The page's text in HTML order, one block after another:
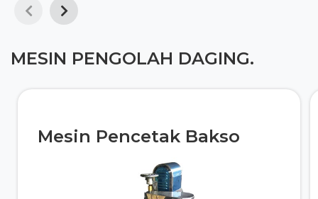
MESIN PENGOLAH DAGING.
Mesin Pencetak Bakso